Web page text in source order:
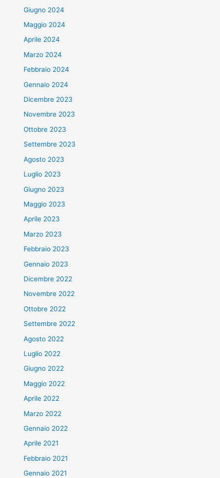
Giugno 2024
Maggio 2024
Aprile 2024
Marzo 2024
Febbraio 2024
Gennaio 2024
Dicembre 2023
Novembre 2023
Ottobre 2023
Settembre 2023
Agosto 2023
Luglio 2023
Giugno 2023
Maggio 2023
Aprile 2023
Marzo 2023
Febbraio 2023
Gennaio 2023
Dicembre 2022
Novembre 2022
Ottobre 2022
Settembre 2022
Agosto 2022
Luglio 2022
Giugno 2022
Maggio 2022
Aprile 2022
Marzo 2022
Gennaio 2022
Aprile 2021
Febbraio 2021
Gennaio 2021